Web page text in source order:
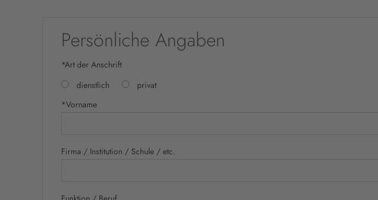
Persönliche Angaben
*Art der Anschrift
dienstlich
privat
*Vorname
Firma / Institution / Schule / etc.